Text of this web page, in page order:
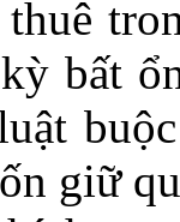
thuê
bất
giữ